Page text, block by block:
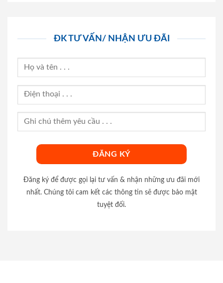
ĐK TƯ VẤN/ NHẬN ƯU ĐÃI
Đăng ký để được gọi lại tư vấn & nhận những ưu đãi mới
nhất. Chúng tôi cam kết các thông tin sẽ được bảo mật
tuyệt đối.